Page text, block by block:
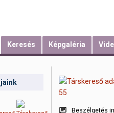
Keresés Képgaléria
Beszélgetés